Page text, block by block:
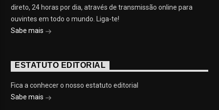
direto, 24 horas por dia, através de transmissão online para
ouvintes em todo o mundo. Liga-te!
Sabe mais
ESTATUTO EDITORIAL
Fica a conhecer o nosso estatuto editorial
Sabe mais